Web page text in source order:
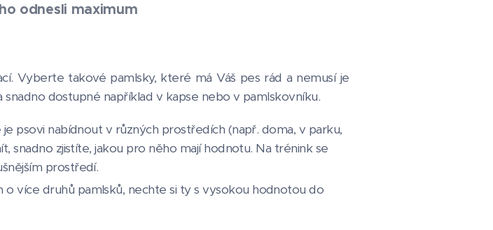
odnesli maximum
Vyberte takové pamlsky, které má Váš pes rád a nemusí je
dostupné například v kapse nebo v pamlskovníku.
psovi nabídnout v různých prostředích (např. doma, v parku,
snadno zjistíte, jakou pro něho mají hodnotu. Na trénink se
prostředí.
více druhů pamlsků, nechte si ty s vysokou hodnotou do